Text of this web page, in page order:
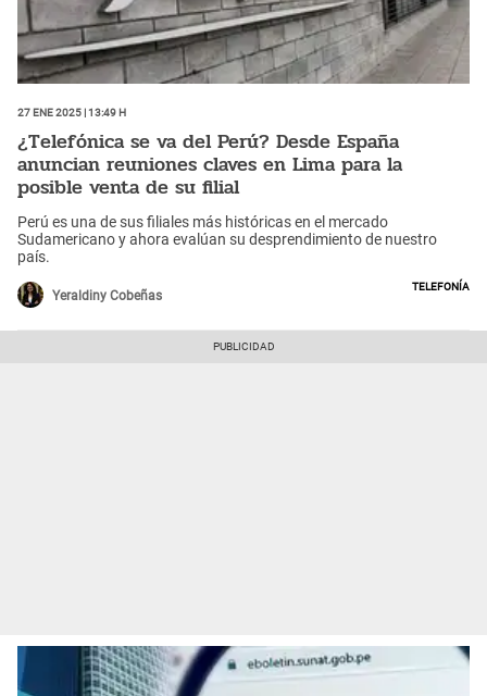
27 Ene 2025 | 13:49 h
¿Telefónica se va del Perú? Desde España
anuncian reuniones claves en Lima para la
posible venta de su filial
Perú es una de sus filiales más históricas en el mercado
Sudamericano y ahora evalúan su desprendimiento de nuestro
país.
Yeraldiny Cobeñas
Telefonía